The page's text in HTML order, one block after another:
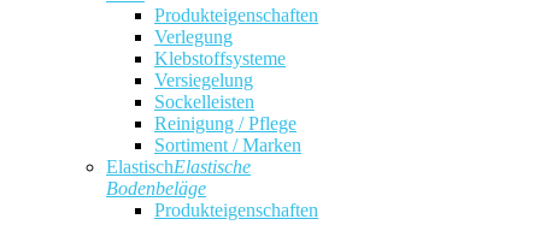
Produkteigenschaften
Verlegung
Klebstoffsysteme
Versiegelung
Sockelleisten
Reinigung / Pflege
Sortiment / Marken
ElastischElastische
Bodenbeläge
Produkteigenschaften